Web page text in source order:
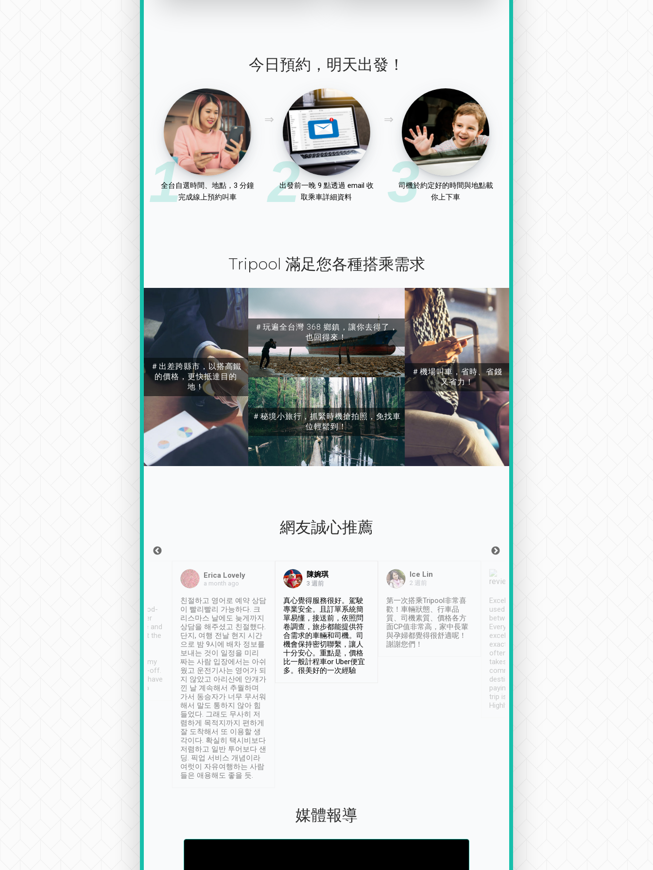
今日預約，明天出發！
1
全台自選時間、地點，3 分鐘
完成線上預約叫車
2
出發前一晚 9 點透過 email 收
取乘車詳細資料
3
司機於約定好的時間與地點載
你上下車
Tripool 滿足您各種搭乘需求
＃出差跨縣市，以搭高鐵
的價格，更快抵達目的
地！
＃玩遍全台灣 368 鄉鎮，讓你去得了，
也回得來！
＃秘境小旅行，抓緊時機搶拍照，免找車
位輕鬆到！
＃機場叫車，省時、省錢
又省力！
網友誠心推薦
service, vehicles in good-
condition and the driver
service was awesome and
thoughtful. Driver went the
have safely arrived at my
destination after drop-off.
Definitely something I have
not seen elsewhere 👍
Erica Lovely
a month ago
친절하고 영어로 예약 상담
이 빨리빨리 가능하다. 크
리스마스 날에도 늦게까지
상담을 해주셨고 친절했다.
단지, 여행 전날 현지 시간
으로 밤 9시에 배차 정보를
보내는 것이 일정을 미리
짜는 사람 입장에서는 아쉬
웠고 운전기사는 영어가 되
지 않았고 아리산에 안개가
낀 날 계속해서 추월하며
가서 동승자가 너무 무서워
해서 말도 통하지 않아 힘
들었다. 그래도 무사히 저
렴하게 목적지까지 편하게
잘 도착해서 또 이용할 생
각이다. 확실히 택시비보다
저렴하고 일반 투어보다 샌
딩. 픽업 서비스 개념이라
여럿이 자유여행하는 사람
들은 애용해도 좋을 듯.
陳婉琪
3 週前
真心覺得服務很好。駕駛
專業安全。且訂單系統簡
單易懂，接送前，依照問
卷調查，旅步都能提供符
合需求的車輛和司機。司
機會保持密切聯繫，讓人
十分安心。重點是，價格
比一般計程車or Uber便宜
多。很美好的一次經驗
Ice Lin
2 週前
第一次搭乘Tripool非常喜
歡！車輛狀態、行車品
質、司機素質、價格各方
面CP值非常高，家中長輩
與孕婦都覺得很舒適呢！
謝謝您們！
Excellent service. We have
used Tripool to travel
between cities in Taiwan.
Every driver has been
excellent and arrives
exactly on time. As there is
often limited English it
takes the difficulty out of
communicating the
destination details and
paying online prior to the
trip is very convenient.
Highly recommended
媒體報導